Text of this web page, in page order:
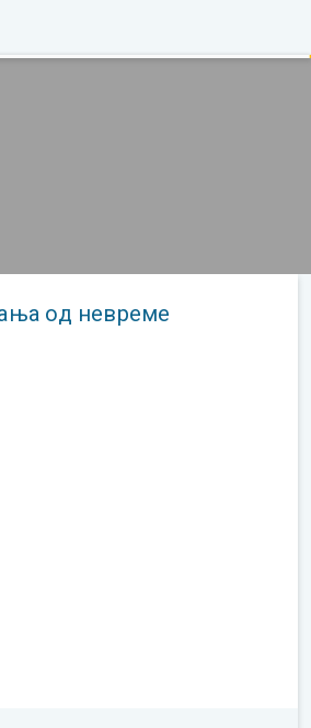
од невреме